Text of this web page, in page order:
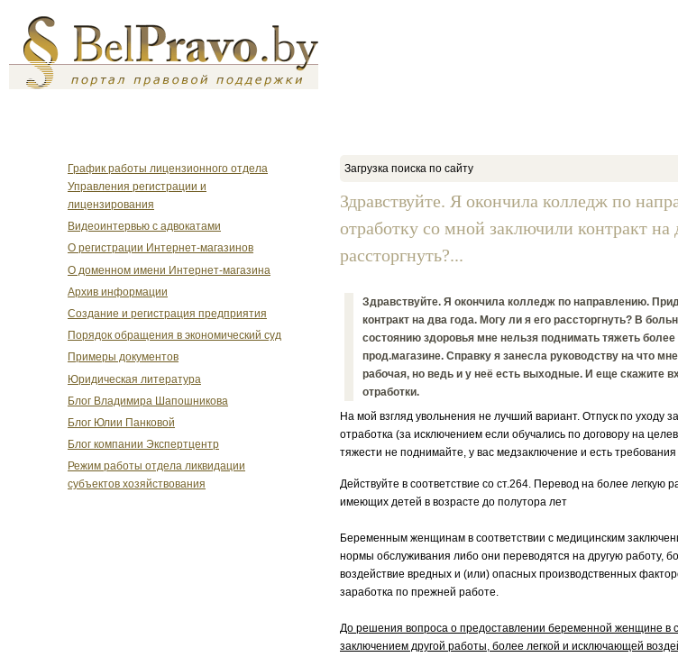
График работы лицензионного отдела
Управления регистрации и
лицензирования
Видеоинтервью с адвокатами
О регистрации Интернет-магазинов
О доменном имени Интернет-магазина
Архив информации
Создание и регистрация предприятия
Порядок обращения в экономический суд
Примеры документов
Юридическая литература
Блог Владимира Шапошникова
Блог Юлии Панковой
Блог компании Экспертцентр
Режим работы отдела ликвидации
субъектов хозяйствования
Загрузка поиска по сайту
Здравствуйте. Я окончила колледж по
отработку со мной заключили контракт на
рассторгнуть?...
Здравствуйте. Я окончила колледж по направлению.
контракт на два года. Могу ли я его рассторгнуть? В
состоянию здоровья мне нельзя поднимать тяжеть более
прод.магазине. Справку я занесла руководству на что
рабочая, но ведь и у неё есть выходные. И еще скажите
отработки.
На мой взгляд увольнения не лучший вариант. Отпуск по уходу
отработка (за исключением если обучались по договору на
тяжести не поднимайте, у вас медзаключение и есть требования
Действуйте в соответствие со ст.264. Перевод на более
имеющих детей в возрасте до полутора лет
Беременным женщинам в соответствии с медицинским
нормы обслуживания либо они переводятся на другую работу,
воздействие вредных и (или) опасных производственных
заработка по прежней работе.
До решения вопроса о предоставлении беременной женщине в
заключением другой работы, более легкой и исключающей